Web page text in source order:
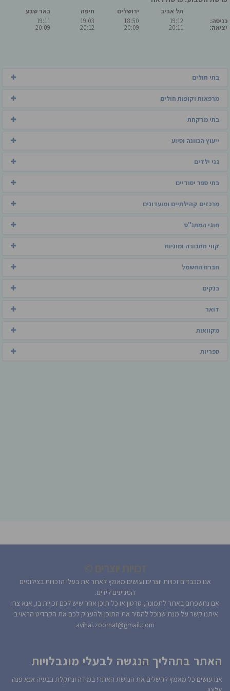
כניסה:
יציאה:
תל אביב
19:12
20:11
ירושלים
18:50
20:09
חיפה
19:03
20:12
באר שבע
19:11
20:09
בתי חולים
מרפאות וקופות חולים
בתי מרקחת
ייעוץ הכוונה וסיוע
גני ילדים
בתי ספר יסודיים
מרכזים קהילתיים ומועדונים
חוגי המתנ"ס
קווי תחבורה ומוניות
חברת החשמל
בנקים
דואר
מקוואות
ספריות
אנו מכבדים זכויות יוצרים ועושים מאמץ לאתר את בעלי הזכויות בצילומים
המגיעים לידינו.
אם נחשפתם באתר לתמונה, סרטון או כל תוכן אחר שיש לכם זכויות בו, אנא צרו
איתנו קשר על מנת שנוכל להסיר את התוכן ולהעניק לכם את הקרדיט הראוי ב:
avihai.zoomat@gmail.com
האתר בתהליך הנגשה לבעלי מוגבלויות
אנו עושים כל מאמץ להשלים את הנגשת האתר! במידה ונתקלת בבעיה אנא פנה